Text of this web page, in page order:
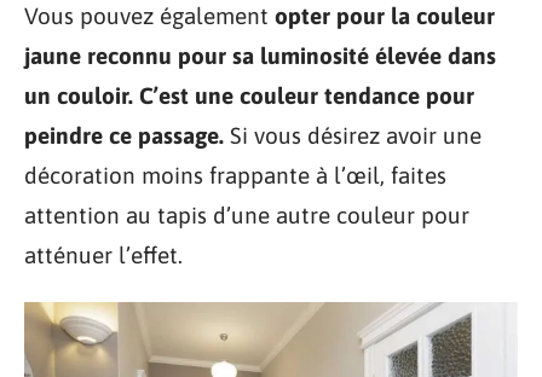
Vous pouvez également opter pour la couleur
jaune reconnu pour sa luminosité élevée dans
un couloir. C’est une couleur tendance pour
peindre ce passage. Si vous désirez avoir une
décoration moins frappante à l’œil, faites
attention au tapis d’une autre couleur pour
atténuer l’effet.